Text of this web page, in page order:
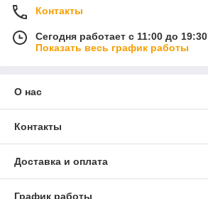
Контакты
Сегодня работает с 11:00 до 19:30
Показать весь график работы
О нас
Контакты
Доставка и оплата
График работы